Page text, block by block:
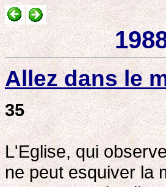
Allez dans le
35
L'Eglise, qui
ne peut esquiver la